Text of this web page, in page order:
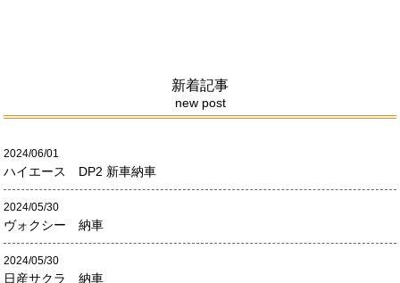
絡ください！
新着記事
new post
2024/06/01
ハイエース DP2 新車納車
2024/05/30
ヴォクシー 納車
2024/05/30
日産サクラ 納車